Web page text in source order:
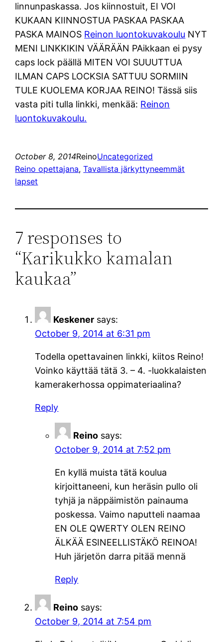
linnunpaskassa. Jos kiinnostuit, EI VOI
KUKAAN KIINNOSTUA PASKAA PASKAA
PASKA MAINOS Reinon luontokuvakoulu NYT
MENI LINKKIKIN VÄÄRÄÄN PAikkaan ei pysy
caps lock päällä MITEN VOI SUUUTTUA
ILMAN CAPS LOCKSIA SATTUU SORMIIN
TULE KUOLEMA KORJAA REINO! Tässä siis
vasta piti tulla linkki, menkää: Reinon
luontokuvakoulu.
October 8, 2014ReinoUncategorized
Reino opettajana, Tavallista järkyttyneemmät
lapset
7 responses to
“Karikukko kamalan
kaukaa”
Keskener says:
October 9, 2014 at 6:31 pm
Todella opettavainen linkki, kiitos Reino!
Voinko käyttää tätä 3. – 4. -luokkalaisten
kamerakerhossa oppimateriaalina?
Reply
Reino says:
October 9, 2014 at 7:52 pm
En kyllä muista tätä koulua
kirjoittaneeni, kun heräsin pullo oli
tyhjä ja näppäimistön painauma
poskessa. Vaimo naputteli naamaa
EN OLE QWERTY OLEN REINO
ÄLKÄÄ ESINEELLISTÄKÖ REINOA!
Huh järjetön darra pitää mennä
Reply
Reino says:
October 9, 2014 at 7:54 pm